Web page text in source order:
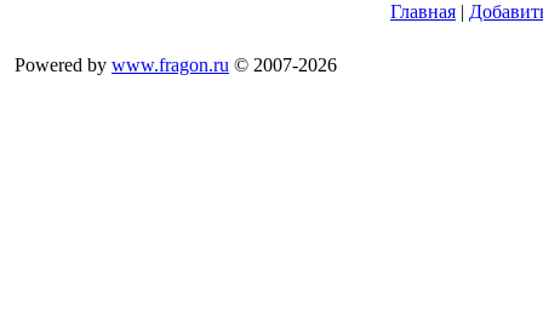
Главная |
Powered by www.fragon.ru © 2007-2026